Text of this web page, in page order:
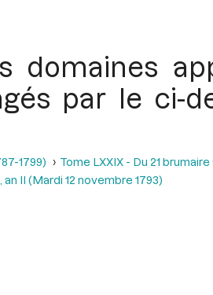
domaines
par le ci-
1799)
Tome LXXIX - Du 21
II (Mardi 12 novembre 1793)